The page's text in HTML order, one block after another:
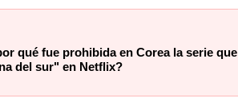
qué fue prohibida en Corea la serie que
del sur" en Netflix?